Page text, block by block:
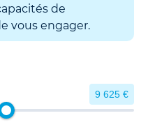
de
vous engager.
9 625 €